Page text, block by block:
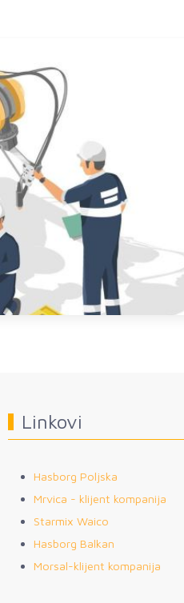
Linkovi
Hasborg Poljska
Mrvica - klijent kompanija
Starmix Waico
Hasborg Balkan
Morsal-klijent kompanija